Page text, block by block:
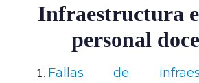
Infraestructura
personal
Fallas de